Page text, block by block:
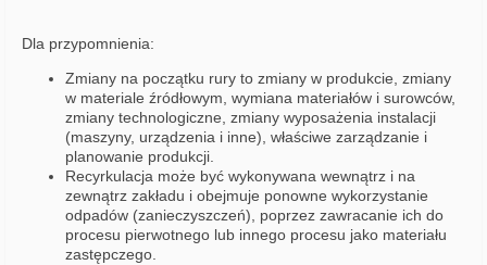
Dla przypomnienia:
Zmiany na początku rury to zmiany w produkcie, zmiany
w materiale źródłowym, wymiana materiałów i surowców,
zmiany technologiczne, zmiany wyposażenia instalacji
(maszyny, urządzenia i inne), właściwe zarządzanie i
planowanie produkcji.
Recyrkulacja może być wykonywana wewnątrz i na
zewnątrz zakładu i obejmuje ponowne wykorzystanie
odpadów (zanieczyszczeń), poprzez zawracanie ich do
procesu pierwot­nego lub innego procesu jako materiału
zastępczego.